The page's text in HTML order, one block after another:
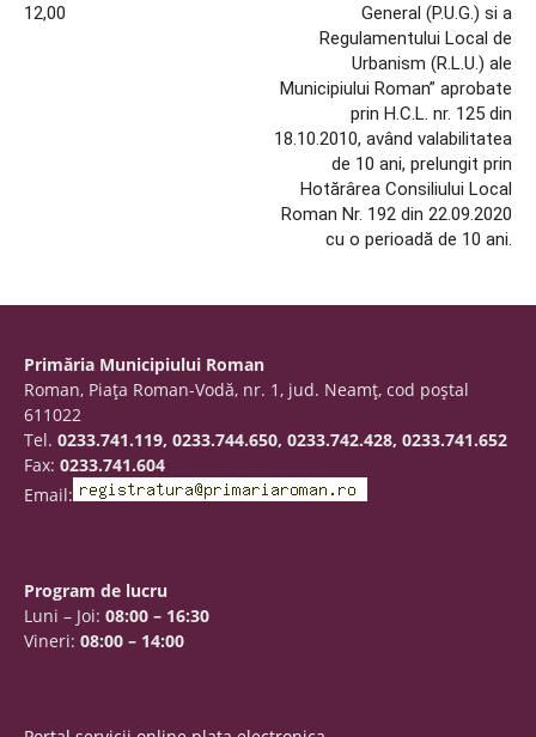
12,00
General (P.U.G.) si a
Regulamentului Local de
Urbanism (R.L.U.) ale
Municipiului Roman” aprobate
prin H.C.L. nr. 125 din
18.10.2010, având valabilitatea
de 10 ani, prelungit prin
Hotărârea Consiliului Local
Roman Nr. 192 din 22.09.2020
cu o perioadă de 10 ani.
Primăria Municipiului Roman
Roman, Piaţa Roman-Vodă, nr. 1, jud. Neamţ, cod poştal
611022
Tel. 0233.741.119, 0233.744.650, 0233.742.428, 0233.741.652
Fax: 0233.741.604
Email:
Program de lucru
Luni – Joi: 08:00 – 16:30
Vineri: 08:00 – 14:00